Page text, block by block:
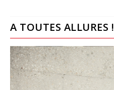
A TOUTES ALLURES !